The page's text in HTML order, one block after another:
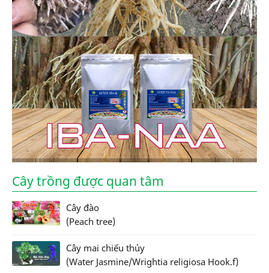
Cây trồng được quan tâm
Cây đào
(Peach tree)
Cây mai chiếu thủy
(Water Jasmine/Wrightia religiosa Hook.f)